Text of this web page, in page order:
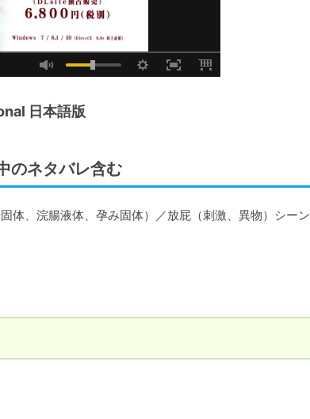
日本語版
のネタバレ含む
体、浣腸液体、孕み固体）／放屁（刺激、異物）シーン